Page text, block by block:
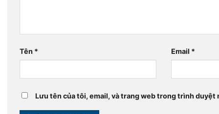
Tên * Email *
Lưu tên của tôi, email, và trang web trong trình duyệt